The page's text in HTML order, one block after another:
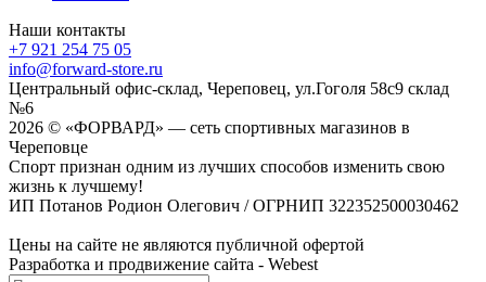
Наши контакты
+7 921 254 75 05
info@forward-store.ru
Центральный офис-склад, Череповец, ул.Гоголя 58с9 склад
№6
2026 © «ФОРВАРД» — сеть спортивных магазинов в
Череповце
Спорт признан одним из лучших способов изменить свою
жизнь к лучшему!
ИП Потанов Родион Олегович / ОГРНИП 322352500030462
Цены на сайте не являются публичной офертой
Разработка и продвижение сайта - Webest